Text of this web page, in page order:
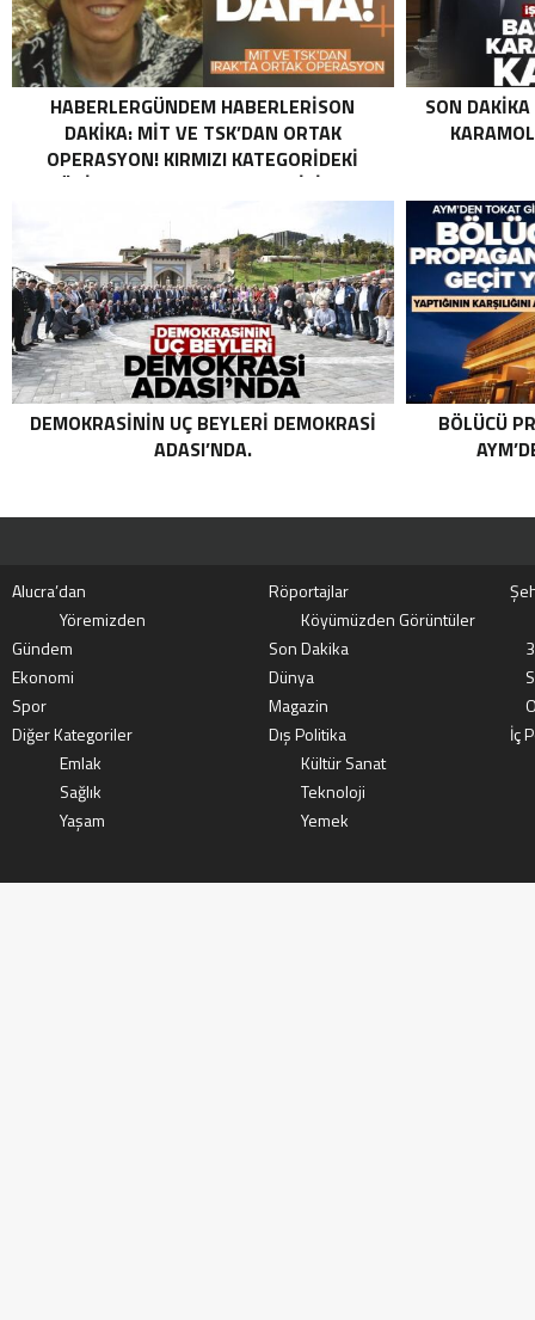
HABERLERGÜNDEM HABERLERISON
DAKIKA: MİT VE TSK’DAN ORTAK
OPERASYON! KIRMIZI KATEGORIDEKI
TERÖRIST NAZLI TAŞPINAR ETKISIZ HALE
ORTAK OPERASYON! KIRMIZI
KATEGORIDEKI TERÖRIST NAZLI
TAŞPINAR ETKISIZ HALE GETIRILDI .
SON
DEMOKRASININ UÇ BEYLERI DEMOKRASI
ADASI’NDA.
BÖLÜCÜ
Alucra’dan Röportajlar
Yöremizden
Köyümüzden Görüntüler
Gündem
Son Dakika
Ekonomi
Dünya
Spor
Magazin
Diğer Kategoriler
Dış Politika
İç
Emlak
Kültür Sanat
Sağlık
Teknoloji
Yaşam
Yemek